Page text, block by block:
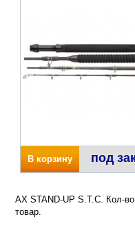
В корзину под
AX STAND-UP S.T.C. Кол-
товар.